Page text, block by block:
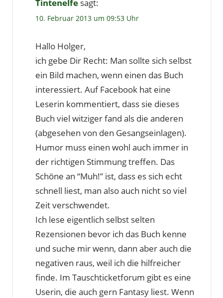
Tintenelfe sagt:
10. Februar 2013 um 09:53 Uhr
Hallo Holger,
ich gebe Dir Recht: Man sollte sich selbst
ein Bild machen, wenn einen das Buch
interessiert. Auf Facebook hat eine
Leserin kommentiert, dass sie dieses
Buch viel witziger fand als die anderen
(abgesehen von den Gesangseinlagen).
Humor muss einen wohl auch immer in
der richtigen Stimmung treffen. Das
Schöne an “Muh!” ist, dass es sich echt
schnell liest, man also auch nicht so viel
Zeit verschwendet.
Ich lese eigentlich selbst selten
Rezensionen bevor ich das Buch kenne
und suche mir wenn, dann aber auch die
negativen raus, weil ich die hilfreicher
finde. Im Tauschticketforum gibt es eine
Userin, die auch gern Fantasy liest. Wenn